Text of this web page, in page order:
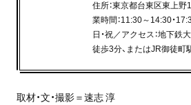
住所：東京都台東区東上
業時間：11:30～14:30・
日・祝／アクセス：地下鉄
徒歩3分、またはJR御徒
取材・文・撮影＝速志 淳